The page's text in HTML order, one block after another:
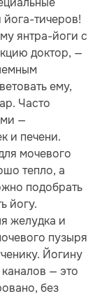
тичеров!
янтра-йоги с
доктор, —
ему,
Часто
—
и печени.
мочевого
тепло, а
подобрать
йогу.
желудка и
пузыря
Йогину
— это
без